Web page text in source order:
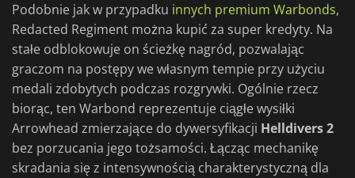
Podobnie jak w przypadku innych premium Warbonds,
Redacted Regiment można kupić za super kredyty. Na
stałe odblokowuje on ścieżkę nagród, pozwalając
graczom na postępy we własnym tempie przy użyciu
medali zdobytych podczas rozgrywki. Ogólnie rzecz
biorąc, ten Warbond reprezentuje ciągłe wysiłki
Arrowhead zmierzające do dywersyfikacji Helldivers 2
bez porzucania jego tożsamości. Łącząc mechanikę
skradania się z intensywnością charakterystyczną dla